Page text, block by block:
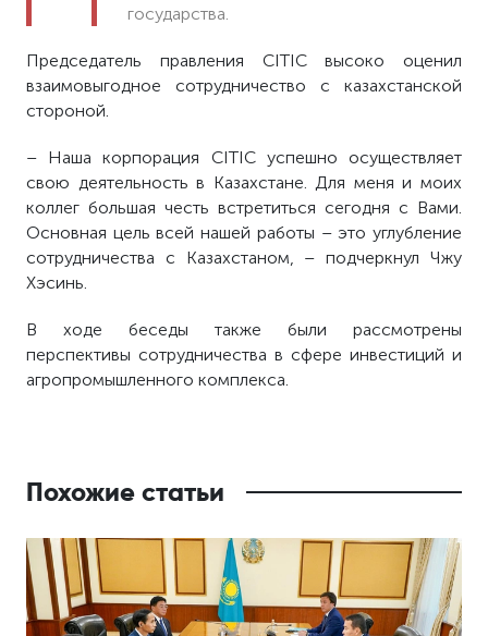
государства.
Председатель правления CITIC высоко оценил
взаимовыгодное сотрудничество с казахстанской
стороной.
– Наша корпорация CITIC успешно осуществляет
свою деятельность в Казахстане. Для меня и моих
коллег большая честь встретиться сегодня с Вами.
Основная цель всей нашей работы – это углубление
сотрудничества с Казахстаном, – подчеркнул Чжу
Хэсинь.
В ходе беседы также были рассмотрены
перспективы сотрудничества в сфере инвестиций и
агропромышленного комплекса.
Похожие статьи